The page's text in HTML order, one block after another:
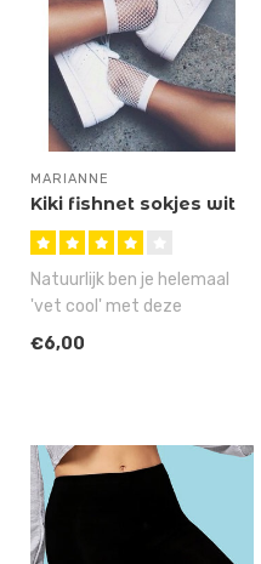
MARIANNE
Kiki fishnet sokjes wit
Natuurlijk ben je helemaal
'vet cool' met deze
populaire Kiki netsokjes,
€6,00